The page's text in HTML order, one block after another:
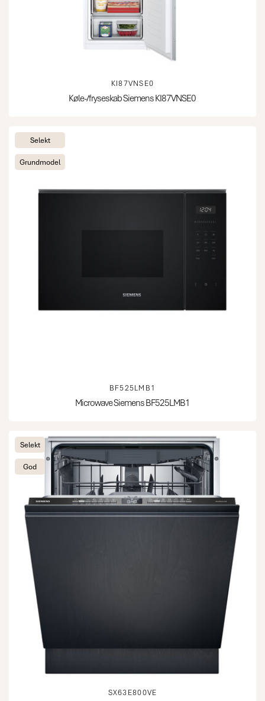
KI87VNSE0
Køle-/fryseskab Siemens KI87VNSE0
Selekt
Grundmodel
BF525LMB1
Microwave Siemens BF525LMB1
Selekt
God
SX63E800VE